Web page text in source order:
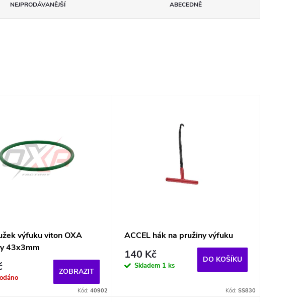
NEJPRODÁVANĚJŠÍ ABECEDNĚ
výfuku viton OXA
43x3mm
ZOBRAZIT
Kód: 40902
ACCEL hák na pružiny výfuku
140 Kč
Skladem 1 ks
DO KOŠÍKU
Kód: SS830